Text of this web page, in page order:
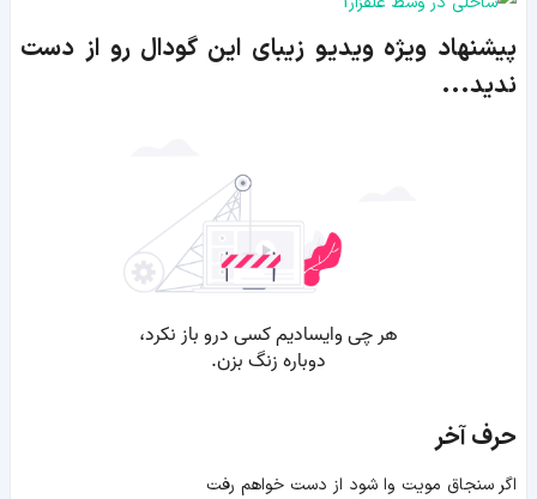
پیشنهاد ویژه ویدیو زیبای این گودال رو از دست
ندید...
حرف آخر
اگر سنجاق مویت وا شود از دست خواهم رفت